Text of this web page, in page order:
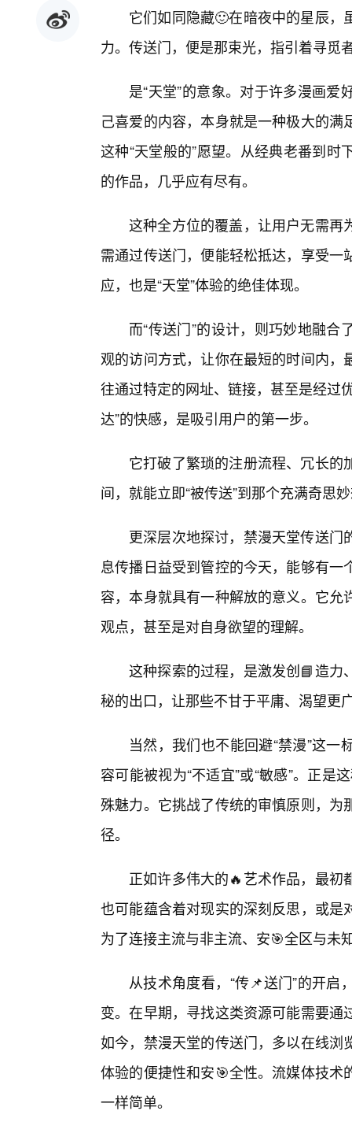
它们如同隐藏🙂在暗夜中的星辰
力。传送门，便是那束光，指引着寻觅
是“天堂”的意象。对于许多漫画
己喜爱的内容，本身就是一种极大的
这种“天堂般的”愿望。从经典老番到
的作品，几乎应有尽有。
这种全方位的覆盖，让用户无需再
需通过传送门，便能轻松抵达，享受
应，也是“天堂”体验的绝佳体现。
而“传送门”的设计，则巧妙地融
观的访问方式，让你在最短的时间内
往通过特定的网址、链接，甚至是经过
达”的快感，是吸引用户的第一步。
它打破了繁琐的注册流程、冗长
间，就能立即“被传送”到那个充满奇思
更深层次地探讨，禁漫天堂传送
息传播日益受到管控的今天，能够有
容，本身就具有一种解放的意义。它
观点，甚至是对自身欲望的理解。
这种探索的过程，是激发创📘造力
秘的出口，让那些不甘于平庸、渴望更
当然，我们也不能回避“禁漫”这
容可能被视为“不适宜”或“敏感”。正是
殊魅力。它挑战了传统的审慎原则，
径。
正如许多伟大的🔥艺术作品，最
也可能蕴含着对现实的深刻反思，或
为了连接主流与非主流、安🎯全区与未
从技术角度看，“传📌送门”的开
变。在早期，寻找这类资源可能需要
如今，禁漫天堂的传送门，多以在线
体验的便捷性和安🎯全性。流媒体技
一样简单。